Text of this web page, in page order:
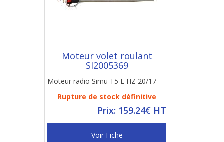
Moteur volet roulant
SI2005369
Moteur radio Simu T5 E HZ 20/17
Rupture de stock définitive
Prix: 159.24€ HT
Voir Fiche